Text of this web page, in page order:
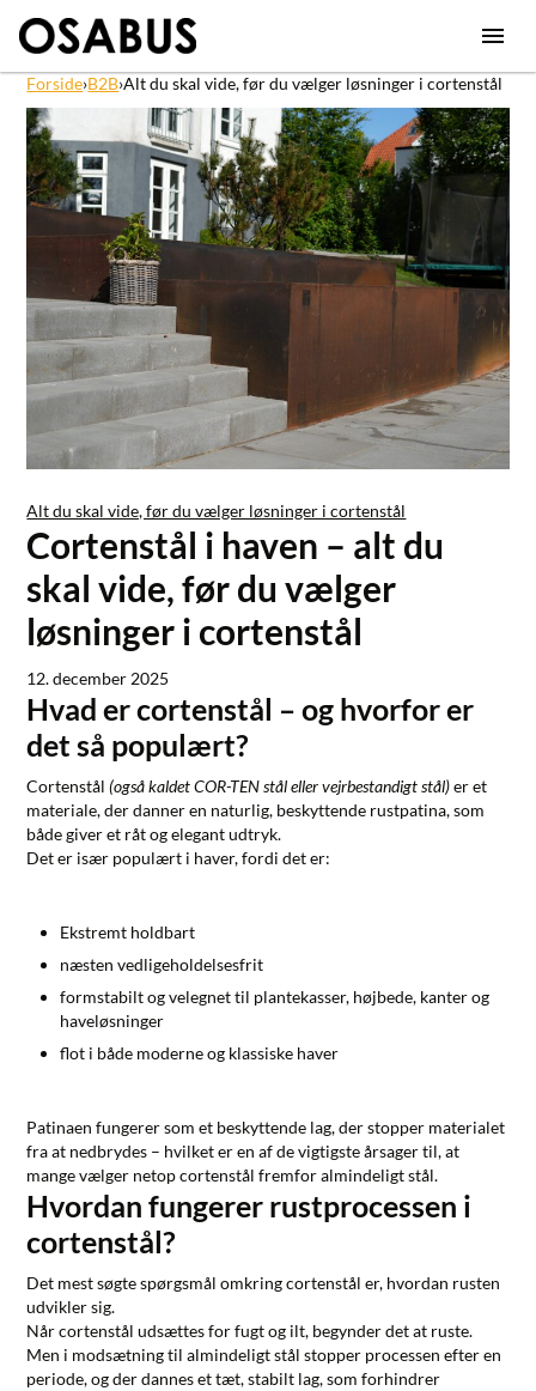
Forside›B2B›Alt du skal vide, før du vælger løsninger i cortenstål
Alt du skal vide, før du vælger løsninger i cortenstål
12. december 2025
Cortenstål i haven – alt du
skal vide, før du vælger
løsninger i cortenstål
Hvad er cortenstål – og hvorfor er
det så populært?
Cortenstål(også kaldet COR-TEN stål eller vejrbestandigt stål)er et
materiale, der danner en naturlig, beskyttende rustpatina, som
både giver et råt og elegant udtryk.
Det er især populært i haver, fordi det er:
Ekstremt holdbart
næsten vedligeholdelsesfrit
formstabilt og velegnet til plantekasser, højbede, kanter og
haveløsninger
flot i både moderne og klassiske haver
Patinaen fungerer som et beskyttende lag, der stopper materialet
fra at nedbrydes – hvilket er en af de vigtigste årsager til, at
mange vælger netop cortenstål fremfor almindeligt stål.
Hvordan fungerer rustprocessen i
cortenstål?
Det mest søgte spørgsmål omkring cortenstål er, hvordan rusten
udvikler sig.
Når cortenstål udsættes for fugt og ilt, begynder det at ruste.
Men i modsætning til almindeligt stål stopper processen efter en
periode, og der dannes et tæt, stabilt lag, som forhindrer